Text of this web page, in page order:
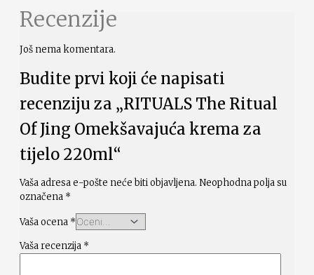
Recenzije
Još nema komentara.
Budite prvi koji će napisati
recenziju za „RITUALS The Ritual
Of Jing Omekšavajuća krema za
tijelo 220ml“
Vaša adresa e-pošte neće biti objavljena. Neophodna polja su
označena *
Vaša ocena *
Vaša recenzija *